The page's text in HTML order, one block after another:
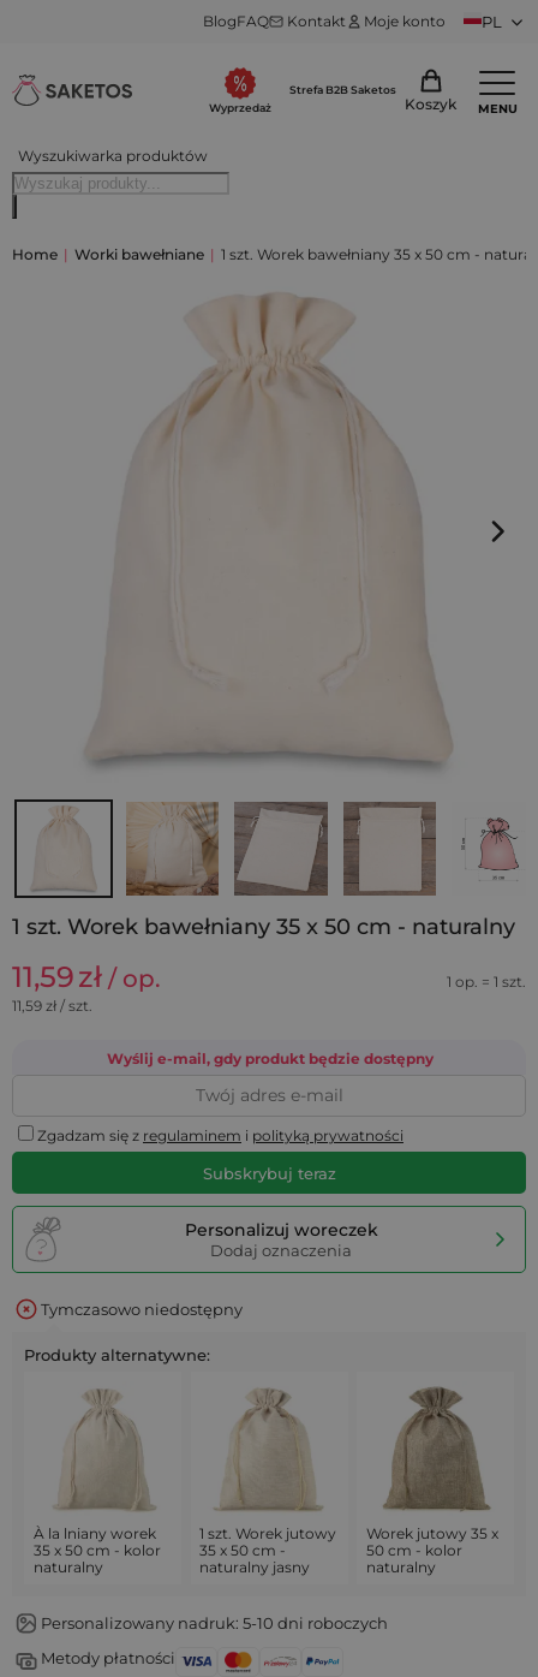
BlogFAQ Kontakt Moje konto PL
Wyszukiwarka produktów
Wyprzedaż
Strefa B2B Saketos
Koszyk MENU
Home | Worki bawełniane | 1 szt. Worek bawełniany 35 x 50 cm -
1 szt. Worek bawełniany 35 x 50 cm - naturalny
11,59zł / op.
1 op. = 1 szt.
11,59 zł / szt.
Wyślij e-mail, gdy produkt będzie dostępny
Zgadzam się z regulaminem i polityką prywatności
Subskrybuj teraz
Personalizuj woreczek
Dodaj oznaczenia
Tymczasowo niedostępny
Produkty alternatywne:
À la lniany worek
35 x 50 cm - kolor
naturalny
1 szt. Worek jutowy
35 x 50 cm -
naturalny jasny
Worek jutowy 35 x
50 cm - kolor
naturalny
Personalizowany nadruk: 5-10 dni roboczych
Metody płatności